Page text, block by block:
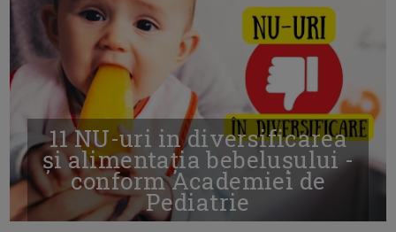
11 NU-uri in diversificarea
și alimentația bebelușului -
conform Academiei de
Pediatrie